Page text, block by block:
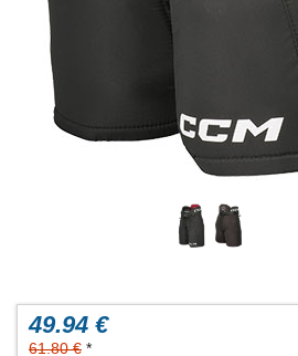
49.94 €
61.80 € *